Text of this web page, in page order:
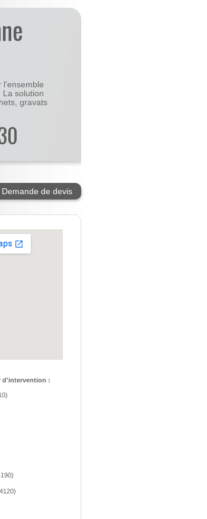
l'ensemble
La solution
gravats
Demande de devis
d'intervention :